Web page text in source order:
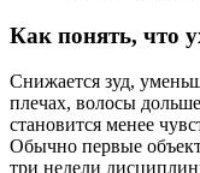
Как понять, что
Снижается зуд,
плечах, волосы
становится менее
Обычно первые
три недели